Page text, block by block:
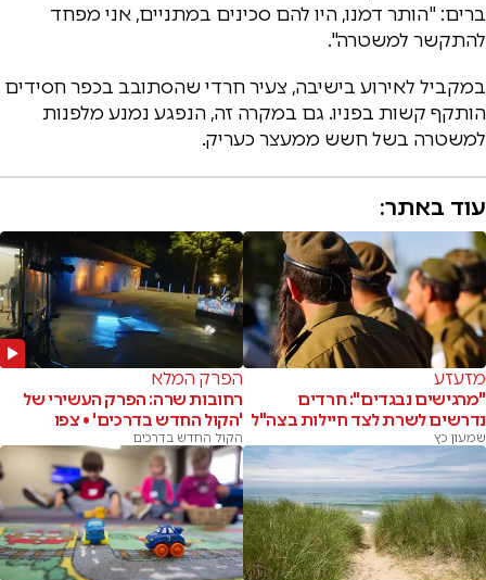
ברים: "הותר דמנו, היו להם סכינים במתניים, אני מפחד
להתקשר למשטרה".
במקביל לאירוע בישיבה, צעיר חרדי שהסתובב בכפר חסידים
הותקף קשות בפניו. גם במקרה זה, הנפגע נמנע מלפנות
למשטרה בשל חשש ממעצר כעריק.
עוד באתר:
מזעזע
"מרגישים נבגדים": חרדים
נדרשים לשרת לצד חיילות בצה"ל
שמעון כץ
הפרק המלא
רחובות שרה: הפרק העשירי של
'הקול החדש בדרכים' • צפו
הקול החדש בדרכים